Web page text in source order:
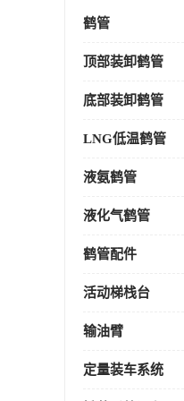
鹤管
顶部装卸鹤管
底部装卸鹤管
LNG低温鹤管
液氨鹤管
液化气鹤管
鹤管配件
活动梯栈台
输油臂
定量装车系统